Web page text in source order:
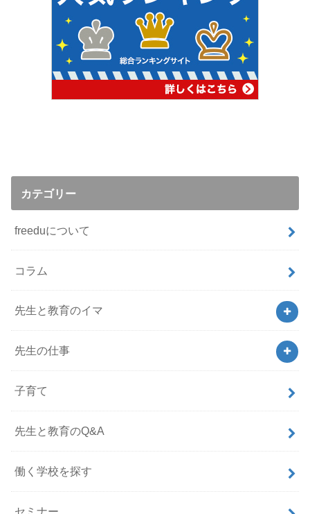
カテゴリー
freeduについて
コラム
先生と教育のイマ
先生の仕事
子育て
先生と教育のQ&A
働く学校を探す
セミナー